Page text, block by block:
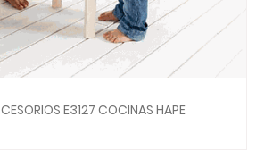
E3127 COCINAS HAPE